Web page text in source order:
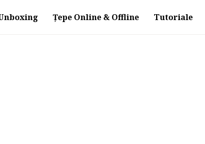
Țepe Online & Offline Tutoriale